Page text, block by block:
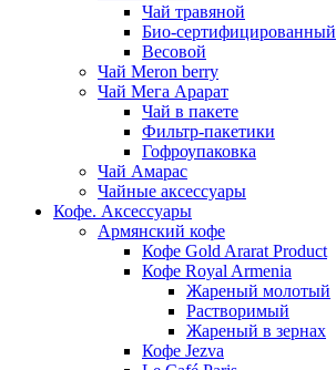
Чай травяной
Био-сертифицированный
Весовой
Чай Meron berry
Чай Мега Арарат
Чай в пакете
Фильтр-пакетики
Гофроупаковка
Чай Амарас
Чайные аксессуары
Кофе. Аксессуары
Армянский кофе
Кофе Gold Ararat Product
Кофе Royal Armenia
Жареный молотый
Растворимый
Жареный в зернах
Кофе Jezva